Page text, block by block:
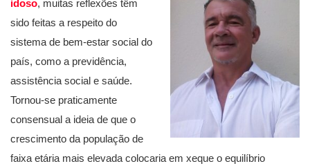
idoso, muitas reflexões têm
sido feitas a respeito do
sistema de bem-estar social do
país, como a previdência,
assistência social e saúde.
Tornou-se praticamente
consensual a ideia de que o
crescimento da população de
faixa etária mais elevada colocaria em xeque o equilíbrio